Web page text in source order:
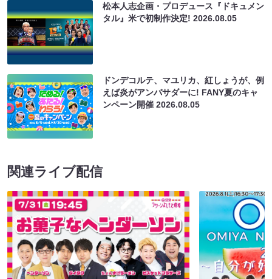
松本人志企画・プロデュース『ドキュメン
タル』米で初制作決定!2026.08.05
ドンデコルテ、マユリカ、紅しょうが、例
えば炎がアンバサダーに! FANY夏のキャ
ンペーン開催2026.08.05
関連ライブ配信